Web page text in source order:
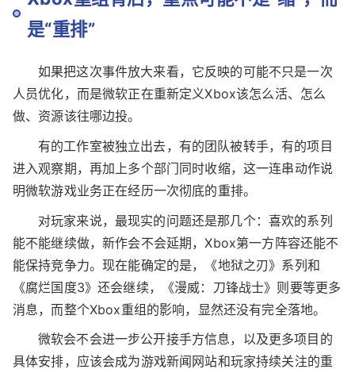
在讨论和传闻层面，但放到这次Xbox裁员和重组的背景下
看，确实会让人觉得并非空穴来风。
Xbox重组背后，重点可能不是“缩”，而
是“重排”
如果把这次事件放大来看，它反映的可能不只是一次
人员优化，而是微软正在重新定义Xbox该怎么活、怎么
做、资源该往哪边投。
有的工作室被独立出去，有的团队被转手，有的项目
进入观察期，再加上多个部门同时收缩，这一连串动作说
明微软游戏业务正在经历一次彻底的重排。
对玩家来说，最现实的问题还是那几个：喜欢的系列
能不能继续做，新作会不会延期，Xbox第一方阵容还能不
能保持竞争力。现在能确定的是，《地狱之刃》系列和